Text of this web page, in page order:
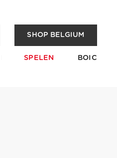
SHOP BELGIUM
SPELEN BOIC